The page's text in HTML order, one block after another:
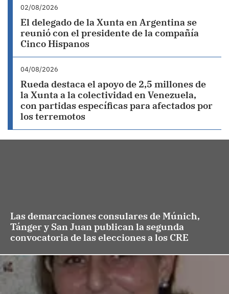
02/08/2026
El delegado de la Xunta en Argentina se
reunió con el presidente de la compañía
Cinco Hispanos
04/08/2026
Rueda destaca el apoyo de 2,5 millones de
la Xunta a la colectividad en Venezuela,
con partidas específicas para afectados por
los terremotos
Las demarcaciones consulares de Múnich,
Tánger y San Juan publican la segunda
convocatoria de las elecciones a los CRE